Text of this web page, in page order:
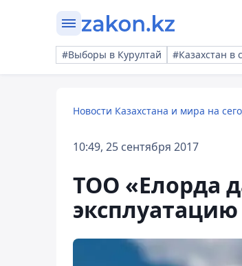
#Выборы в Курултай #Казахстан в
Новости Казахстана и мира на
10:49, 25 сентября 2017
ТОО «Елорда